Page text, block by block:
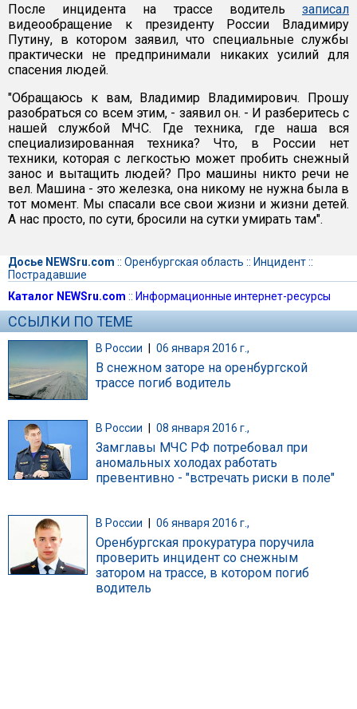
После инцидента на трассе водитель записал
видеообращение к президенту России Владимиру
Путину, в котором заявил, что специальные службы
практически не предпринимали никаких усилий для
спасения людей.
"Обращаюсь к вам, Владимир Владимирович. Прошу
разобраться со всем этим, - заявил он. - И разберитесь с
нашей службой МЧС. Где техника, где наша вся
специализированная техника? Что, в России нет
техники, которая с легкостью может пробить снежный
занос и вытащить людей? Про машины никто речи не
вел. Машина - это железка, она никому не нужна была в
тот момент. Мы спасали все свои жизни и жизни детей.
А нас просто, по сути, бросили на сутки умирать там".
Досье NEWSru.com :: Оренбургская область :: Инцидент::
Пострадавшие
Каталог NEWSru.com :: Информационные интернет-ресурсы
ССЫЛКИ ПО ТЕМЕ
В России | 06 января 2016 г.,
В снежном заторе на оренбургской
трассе погиб водитель
В России 08 января 2016 г.,
Замглавы МЧС РФ потребовал при
аномальных холодах работать
превентивно - "встречать риски в поле"
В России 06 января 2016 г.,
Оренбургская прокуратура поручила
проверить инцидент со снежным
затором на трассе, в котором погиб
водитель